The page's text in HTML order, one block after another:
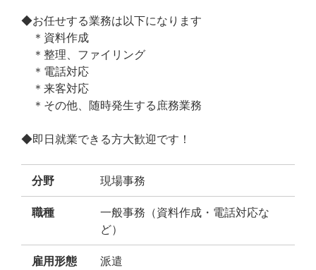
◆お任せする業務は以下になります
＊資料作成
＊整理、ファイリング
＊電話対応
＊来客対応
＊その他、随時発生する庶務業務
◆即日就業できる方大歓迎です！
分野 現場事務
職種
一般事務（資料作成・電話対応な
ど）
雇用形態 派遣